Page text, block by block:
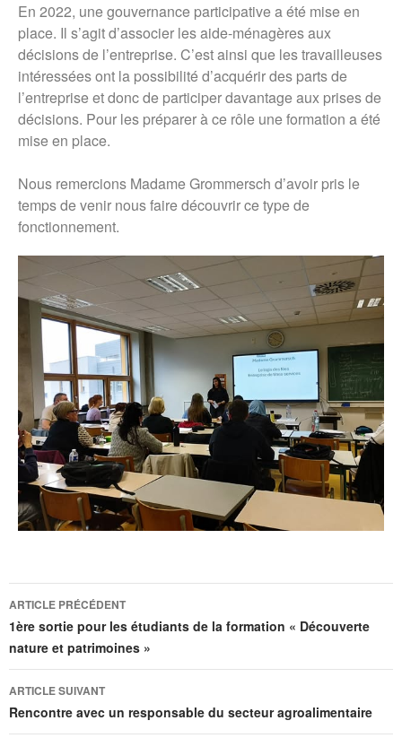
En 2022, une gouvernance participative a été mise en
place. Il s’agit d’associer les aide-ménagères aux
décisions de l’entreprise. C’est ainsi que les travailleuses
intéressées ont la possibilité d’acquérir des parts de
l’entreprise et donc de participer davantage aux prises de
décisions. Pour les préparer à ce rôle une formation a été
mise en place.
Nous remercions Madame Grommersch d’avoir pris le
temps de venir nous faire découvrir ce type de
fonctionnement.
ARTICLE PRÉCÉDENT
1ère sortie pour les étudiants de la formation « Découverte
nature et patrimoines »
ARTICLE SUIVANT
Rencontre avec un responsable du secteur agroalimentaire